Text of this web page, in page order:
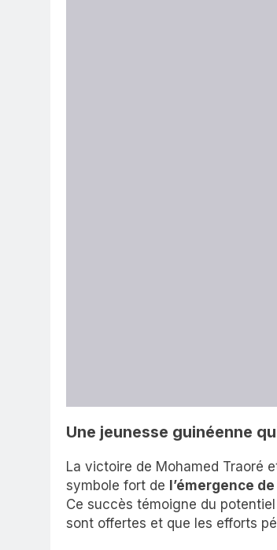
Une jeunesse guinéenne
La victoire de Mohamed Traoré
symbole fort de l’émergence
Ce succès témoigne du
sont offertes et que les efforts